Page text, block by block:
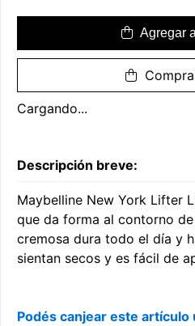
Agregar
Cargando...
Descripción breve:
Maybelline New York Lifter
que da forma al contorno
cremosa dura todo el día y
sientan secos y es fácil de
Podés canjear este